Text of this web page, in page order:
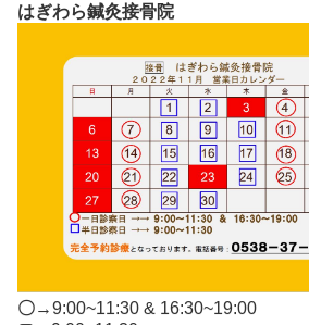
はぎわら鍼灸接骨院
〇→9:00~11:30 & 16:30~19:00